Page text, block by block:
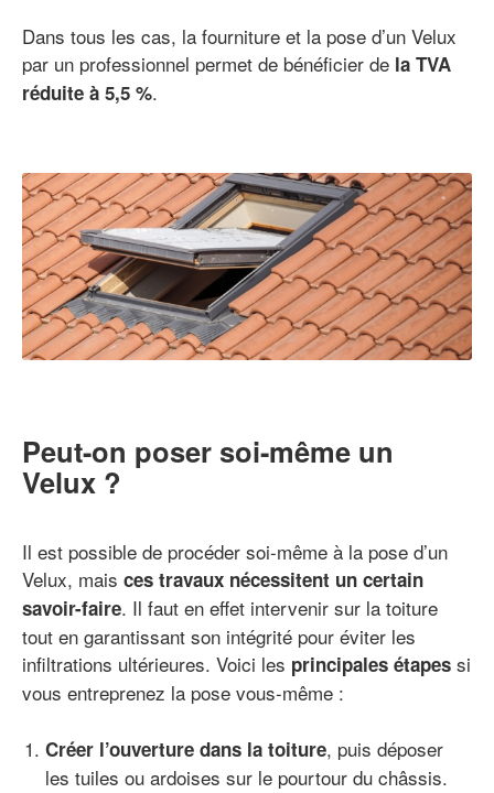
Dans tous les cas, la fourniture et la pose d’un Velux
par un professionnel permet de bénéficier de la TVA
réduite à 5,5 %.
Peut-on poser soi-même un
Velux ?
Il est possible de procéder soi-même à la pose d’un
Velux, mais ces travaux nécessitent un certain
savoir-faire. Il faut en effet intervenir sur la toiture
tout en garantissant son intégrité pour éviter les
infiltrations ultérieures. Voici les principales étapes si
vous entreprenez la pose vous-même :
Créer l’ouverture dans la toiture, puis déposer
les tuiles ou ardoises sur le pourtour du châssis.